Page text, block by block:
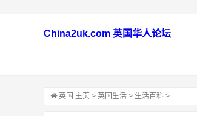
China2uk.com 英国华人论坛
英国 主页 > 英国生活 > 生活百科 >